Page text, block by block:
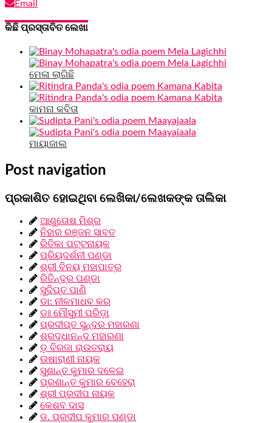
Email
କିଛି ପ୍ରସ୍ତାବିତ ଲେଖା
ମେଳା ଲାଗିଛି
କାମନା କବିତା
ମାୟାଜାଲ
Post navigation
ପ୍ରକାଶିତ ହୋଇଥିବା ଲେଖିକା/ଲେଖକଙ୍କ ତାଲିକା
ଆଶୁତୋଷ ମିଶ୍ର
ନିହାର ରଞ୍ଜନ ସାବତ
ରିତିକା ପଟ୍ଟନାୟକ
ପ୍ରିୟଦର୍ଶନୀ ପଣ୍ଡା
ଶ୍ରୀ ବିନୟ ମହାପାତ୍ର
ରିତିନ୍ଦ୍ର ପଣ୍ଡା
ସୁଦିପ୍ତ ପାଣି
ଡା: ନୀଳମାଧବ କର
ଡଃ ମୌସୁମୀ ପରିଡ଼ା
ପ୍ରଦୀପ୍ତ ସୁନ୍ଦର ମହାରଣା
ଶ୍ରଦ୍ଧାନନ୍ଦ ମହାରଣା
ଡ଼ ବିରଜା ରାଉତରାୟ
ଉଷାରାଣୀ ନାୟକ
ସୁଶାନ୍ତ କୁମାର ଦଳେଇ
ପ୍ରଶାନ୍ତ କୁମାର ବେହେରା
ଶ୍ରୀ ପ୍ରଦୀପ ନାୟକ
କେଶବ ଦାସ
ଡ. ପ୍ରଦୀପ କୁମାର ପଣ୍ଡା